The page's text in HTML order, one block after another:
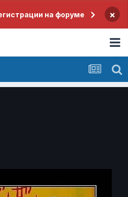
на форуме ×